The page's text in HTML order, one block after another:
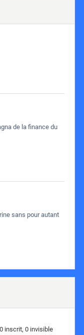
de la finance du
sans pour autant
inscrit, 0 invisible